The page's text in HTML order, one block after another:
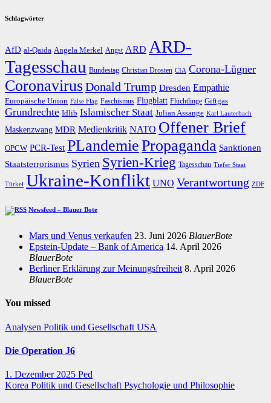
Schlagwörter
AfD al-Qaida Angela Merkel Angst ARD ARD-
Tagesschau Bundestag Christian Drosten CIA Corona-Lügner
CoronavirusDonald Trump Dresden Empathie
Europäische Union False Flag Faschismus Flugblatt Flüchtlinge Giftgas
Grundrechte Idlib Islamischer Staat Julian Assange Karl Lauterbach
Maskenzwang MDR Medienkritik NATO Offener Brief
OPCW PCR-Test PLandemiePropaganda Sanktionen
Staatsterrorismus Syrien Syrien-Krieg Tagesschau Tiefer Staat
Türkei Ukraine-Konflikt UNO Verantwortung ZDF
Newsfeed – Blauer Bote
Mars und Venus verkaufen 23. Juni 2026 BlauerBote
Epstein-Update – Bank of America 14. April 2026
BlauerBote
Berliner Erklärung zur Meinungsfreiheit 8. April 2026
BlauerBote
You missed
Analysen Politik und Gesellschaft USA
Die Operation J6
1. Dezember 2025 Ped
Korea Politik und Gesellschaft Psychologie und Philosophie